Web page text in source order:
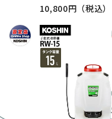
10,800円（税込）